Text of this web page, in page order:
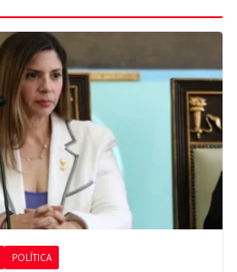
POLÍTICA